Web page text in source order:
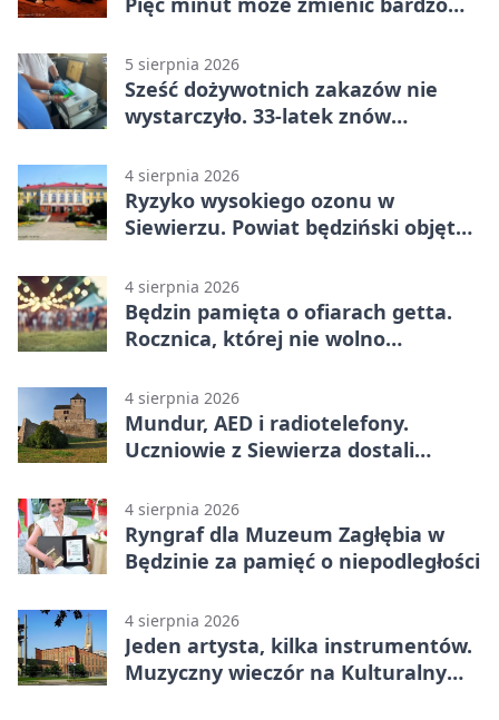
5 sierpnia 2026
Sześć dożywotnich zakazów nie
wystarczyło. 33-latek znów
4 sierpnia 2026
Ryzyko wysokiego ozonu w
Siewierzu. Powiat będziński objęty
4 sierpnia 2026
Będzin pamięta o ofiarach getta.
Rocznica, której nie wolno
4 sierpnia 2026
Mundur, AED i radiotelefony.
Uczniowie z Siewierza dostali
4 sierpnia 2026
Ryngraf dla Muzeum Zagłębia w
Będzinie za pamięć o niepodległości
4 sierpnia 2026
Jeden artysta, kilka instrumentów.
Muzyczny wieczór na Kulturalnym